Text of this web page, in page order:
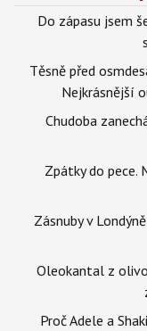
Do zápasu jsem
Těsně před
Nejkrásnější
Chudoba
Zpátky do pece.
Zásnuby v
Oleokantal z
Proč Adele a